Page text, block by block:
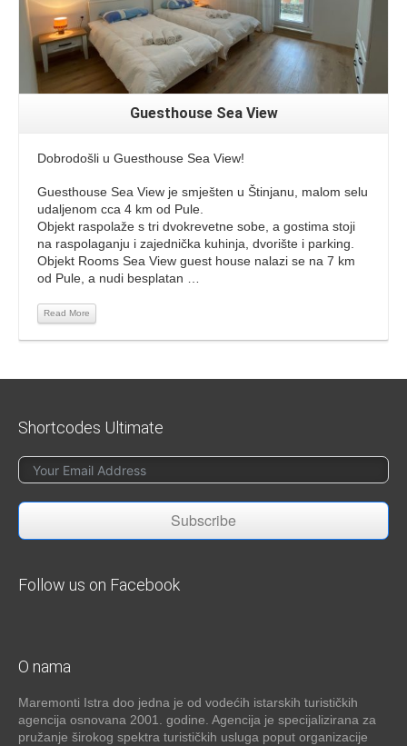
Guesthouse Sea View
Dobrodošli u Guesthouse Sea View!
Guesthouse Sea View je smješten u Štinjanu, malom selu
udaljenom cca 4 km od Pule.
Objekt raspolaže s tri dvokrevetne sobe, a gostima stoji
na raspolaganju i zajednička kuhinja, dvorište i parking.
Objekt Rooms Sea View guest house nalazi se na 7 km
od Pule, a nudi besplatan …
Read More
Shortcodes Ultimate
Subscribe
Follow us on Facebook
O nama
Maremonti Istra doo jedna je od vodećih istarskih turističkih
agencija osnovana 2001. godine. Agencija je specijalizirana za
pružanje širokog spektra turističkih usluga poput organizacije